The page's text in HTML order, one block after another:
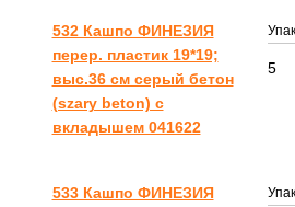
532 Кашпо ФИНЕЗИЯ
перер. пластик 19*19;
выс.36 см серый бетон
(szary beton) с
вкладышем 041622
5
533 Кашпо ФИНЕЗИЯ